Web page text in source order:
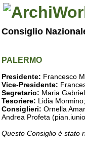
Consiglio
PALERMO
Presidente: Francesco
Vice-Presidente:
Segretario: Maria
Tesoriere: Lidia Mormino;
Consiglieri: Ornella
Andrea Profeta
Questo Consiglio è stato